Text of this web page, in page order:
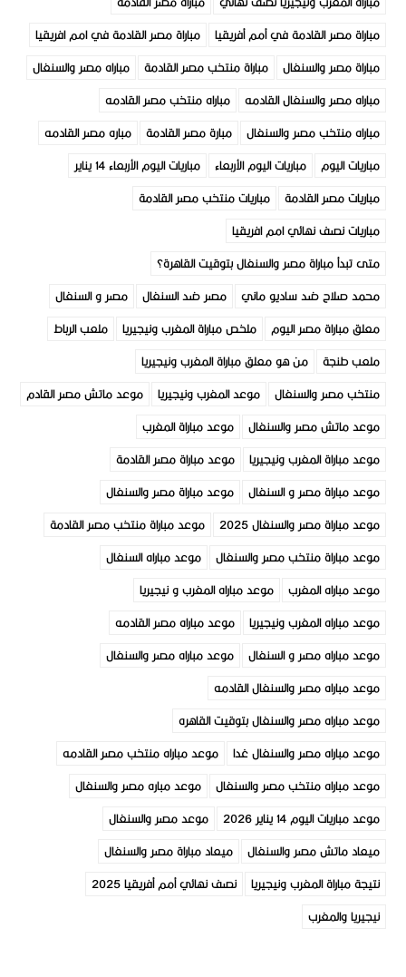
مباراة مصر القادمة في أمم أفريقيا
مباراة مصر القادمة في امم افريقيا
مباراة مصر والسنغال
مباراة منتخب مصر القادمة
مباراه مصر والسنغال
مباراه مصر والسنغال القادمه
مباراه منتخب مصر القادمه
مباراه منتخب مصر والسنغال
مبارة مصر القادمة
مباره مصر القادمه
مباريات اليوم
مباريات اليوم الأربعاء
مباريات اليوم الأربعاء 14 يناير
مباريات مصر القادمة
مباريات منتخب مصر القادمة
مباريات نصف نهائي امم افريقيا
متى تبدأ مباراة مصر والسنغال بتوقيت القاهرة؟
محمد صلاح ضد ساديو ماني
مصر ضد السنغال
مصر و السنغال
معلق مباراة مصر اليوم
ملخص مباراة المغرب ونيجيريا
ملعب الرباط
ملعب طنجة
من هو معلق مباراة المغرب ونيجيريا
منتخب مصر والسنغال
موعد المغرب ونيجيريا
موعد ماتش مصر القادم
موعد ماتش مصر والسنغال
موعد مباراة المغرب
موعد مباراة المغرب ونيجيريا
موعد مباراة مصر القادمة
موعد مباراة مصر و السنغال
موعد مباراة مصر والسنغال
موعد مباراة مصر والسنغال 2025
موعد مباراة منتخب مصر القادمة
موعد مباراة منتخب مصر والسنغال
موعد مباراه السنغال
موعد مباراه المغرب
موعد مباراه المغرب و نيجيريا
موعد مباراه المغرب ونيجيريا
موعد مباراه مصر القادمه
موعد مباراه مصر و السنغال
موعد مباراه مصر والسنغال
موعد مباراه مصر والسنغال القادمه
موعد مباراه مصر والسنغال بتوقيت القاهره
موعد مباراه مصر والسنغال غدا
موعد مباراه منتخب مصر القادمه
موعد مباراه منتخب مصر والسنغال
موعد مباره مصر والسنغال
موعد مباريات اليوم 14 يناير 2026
موعد مصر والسنغال
ميعاد ماتش مصر والسنغال
ميعاد مباراة مصر والسنغال
نتيجة مباراة المغرب ونيجيريا
نصف نهائي أمم أفريقيا 2025
نيجيريا والمغرب